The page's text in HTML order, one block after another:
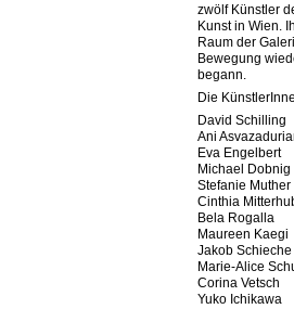
zwölf Künstler
Kunst in Wien.
Raum der
Bewegung
begann.
Die
David Schilling
Ani
Eva Engelbert
Michael Dobnig
Stefanie Muther
Cinthia
Bela Rogalla
Maureen Kaegi
Jakob Schieche
Marie-Alice
Corina Vetsch
Yuko Ichikawa